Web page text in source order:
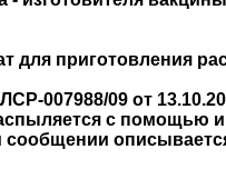
для приготовления
007988/09 от
с помощью
сообщении